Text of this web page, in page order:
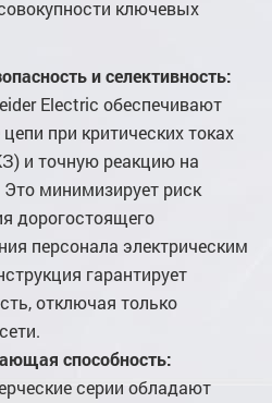
ключевых
и селективность:
Electric обеспечивают
при критических токах
и точную реакцию на
Это минимизирует риск
дорогостоящего
персонала электрическим
гарантирует
отключая только
способность:
серии обладают